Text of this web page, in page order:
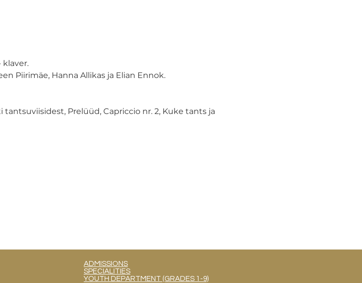
klaver.
Piirimäe, Hanna Allikas ja Elian Ennok.
Prelüüd, Capriccio nr. 2, Kuke tants ja
ADMISSIONS
SPECIALITIES
YOUTH DEPARTMENT (GRADES 1-9)